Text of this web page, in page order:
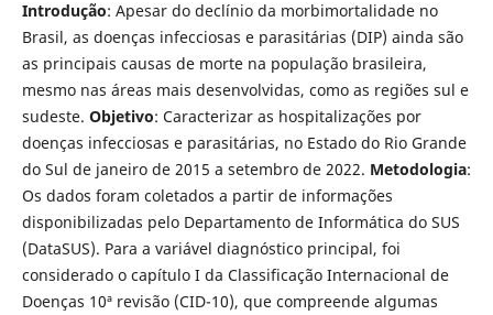
Introdução: Apesar do declínio da morbimortalidade no
Brasil, as doenças infecciosas e parasitárias (DIP) ainda são
as principais causas de morte na população brasileira,
mesmo nas áreas mais desenvolvidas, como as regiões sul e
sudeste. Objetivo: Caracterizar as hospitalizações por
doenças infecciosas e parasitárias, no Estado do Rio Grande
do Sul de janeiro de 2015 a setembro de 2022. Metodologia:
Os dados foram coletados a partir de informações
disponibilizadas pelo Departamento de Informática do SUS
(DataSUS). Para a variável diagnóstico principal, foi
considerado o capítulo I da Classificação Internacional de
Doenças 10ª revisão (CID-10), que compreende algumas